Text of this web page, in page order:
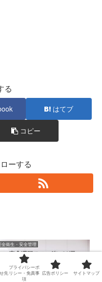
る
はてブ
コピー
ーする
全衛生・安全管理
先
プライバシーポ
リシー・免責事
項
広告ポリシー サイトマップ